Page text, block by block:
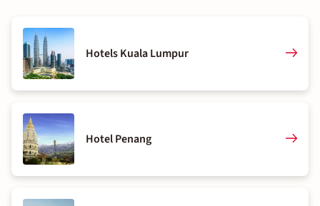
Hotels Kuala Lumpur
Hotel Penang